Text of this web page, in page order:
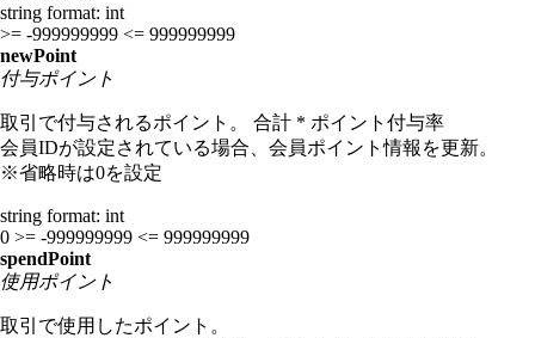
string format: int
>= -999999999 <= 999999999
newPoint
付与ポイント
取引で付与されるポイント。 合計 * ポイント付与率
会員IDが設定されている場合、会員ポイント情報を更新。
※省略時は0を設定
string format: int
0 >= -999999999 <= 999999999
spendPoint
使用ポイント
取引で使用したポイント。